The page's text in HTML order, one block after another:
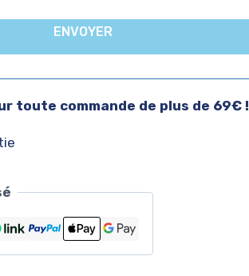
ENVOYER
toute commande de plus de 69€ !